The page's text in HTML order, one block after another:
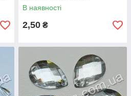
В наявності
2,50 ₴